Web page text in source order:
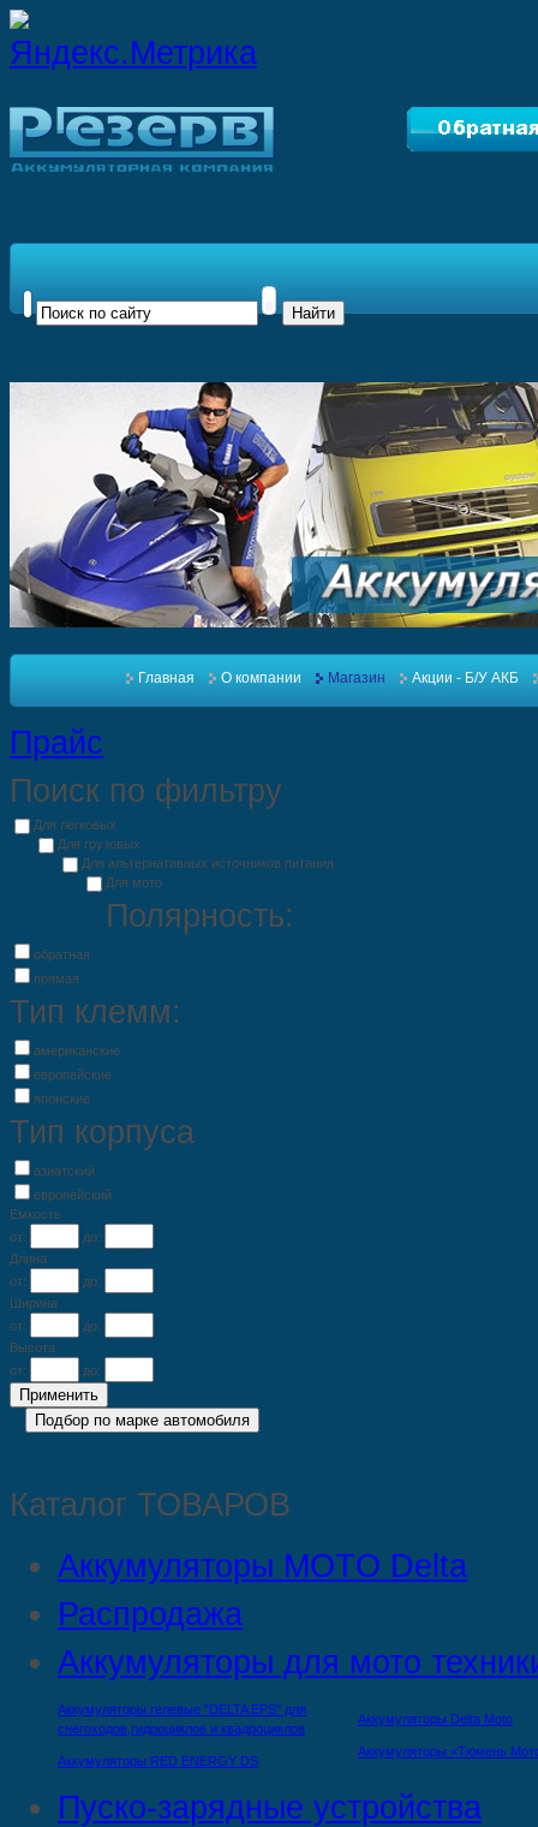
Главная О компании Магазин Акции - Б/У АКБ
Прайс
Поиск по фильтру
Для легковых
Для грузовых
Для альтернативных источников питания
Для мото
Полярность:
обратная
прямая
Тип клемм:
американские
европейские
японские
Тип корпуса
азиатский
европейский
Емкость
от:
до:
Длина
от:
до:
Ширина
от:
до:
Высота
от:
до:
Каталог ТОВАРОВ
Аккумуляторы MOTO Delta
Распродажа
Аккумуляторы для мото
Аккумуляторы гелевые "DELTA EPS" для
снегоходов,гидроциклов и квадроциклов
Аккумуляторы RED ENERGY DS
Аккумуляторы Delta Moto
Аккумуляторы «Тюмень
Пуско-зарядные устройства